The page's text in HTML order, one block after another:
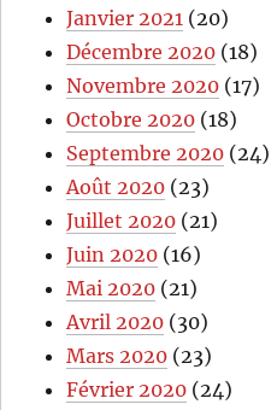
Janvier 2021 (20)
Décembre 2020 (18)
Novembre 2020 (17)
Octobre 2020 (18)
Septembre 2020 (24)
Août 2020 (23)
Juillet 2020 (21)
Juin 2020 (16)
Mai 2020 (21)
Avril 2020 (30)
Mars 2020 (23)
Février 2020 (24)